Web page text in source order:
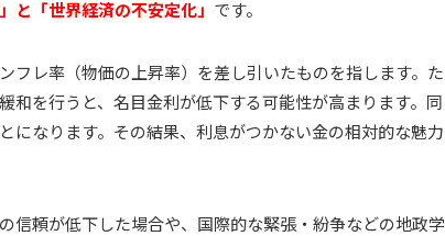
と「世界経済の不安定化」 です。
フレ率（物価の上昇率）を差し引いたものを指します。た
和を行うと、名目金利が低下する可能性が高まります。同
になります。その結果、利息がつかない金の相対的な魅力
信頼が低下した場合や、国際的な緊張・紛争などの地政学